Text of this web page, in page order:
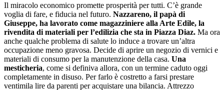
Il miracolo economico promette prosperità per tutti. C’è grande
voglia di fare, e fiducia nel futuro. Nazzareno, il papà di
Giuseppe, ha lavorato come magazziniere alla Arte Edile, la
rivendita di materiali per l’edilizia che sta in Piazza Diaz. Ma ora
anche qualche problema di salute lo induce a trovare un’altra
occupazione meno gravosa. Decide di aprire un negozio di vernici e
materiali di consumo per la manutenzione della casa. Una
mesticheria, come si definiva allora, con un termine caduto oggi
completamente in disuso. Per farlo è costretto a farsi prestare
ventimila lire da parenti per acquistare una bilancia. Attrezzo